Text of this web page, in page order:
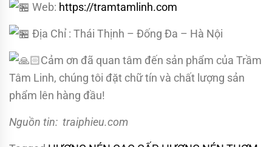
Web: https://tramtamlinh.com
Địa Chỉ : Thái Thịnh – Đống Đa – Hà Nội
Cảm ơn đã quan tâm đến sản phẩm của Trầm
Tâm Linh, chúng tôi đặt chữ tín và chất lượng sản
phẩm lên hàng đầu!
Nguồn tin: traiphieu.com